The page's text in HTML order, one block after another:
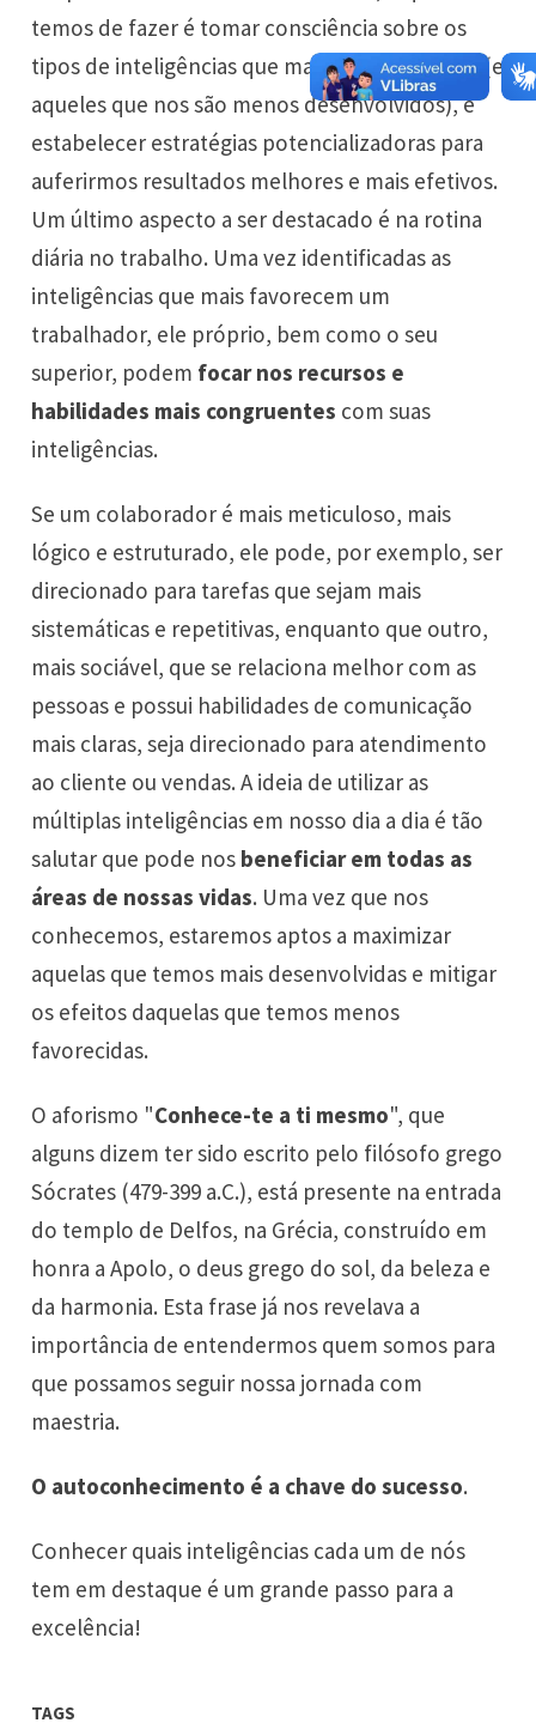
temos de fazer é tomar consciência sobre os
tipos de inteligências que mais nos favorecem (e
aqueles que nos são menos desenvolvidos), e
estabelecer estratégias potencializadoras para
auferirmos resultados melhores e mais efetivos.
Um último aspecto a ser destacado é na rotina
diária no trabalho. Uma vez identificadas as
inteligências que mais favorecem um
trabalhador, ele próprio, bem como o seu
superior, podem focar nos recursos e
habilidades mais congruentes com suas
inteligências.
Se um colaborador é mais meticuloso, mais
lógico e estruturado, ele pode, por exemplo, ser
direcionado para tarefas que sejam mais
sistemáticas e repetitivas, enquanto que outro,
mais sociável, que se relaciona melhor com as
pessoas e possui habilidades de comunicação
mais claras, seja direcionado para atendimento
ao cliente ou vendas. A ideia de utilizar as
múltiplas inteligências em nosso dia a dia é tão
salutar que pode nos beneficiar em todas as
áreas de nossas vidas. Uma vez que nos
conhecemos, estaremos aptos a maximizar
aquelas que temos mais desenvolvidas e mitigar
os efeitos daquelas que temos menos
favorecidas.
O aforismo "Conhece-te a ti mesmo", que
alguns dizem ter sido escrito pelo filósofo grego
Sócrates (479-399 a.C.), está presente na entrada
do templo de Delfos, na Grécia, construído em
honra a Apolo, o deus grego do sol, da beleza e
da harmonia. Esta frase já nos revelava a
importância de entendermos quem somos para
que possamos seguir nossa jornada com
maestria.
O autoconhecimento é a chave do sucesso.
Conhecer quais inteligências cada um de nós
tem em destaque é um grande passo para a
excelência!
TAGS